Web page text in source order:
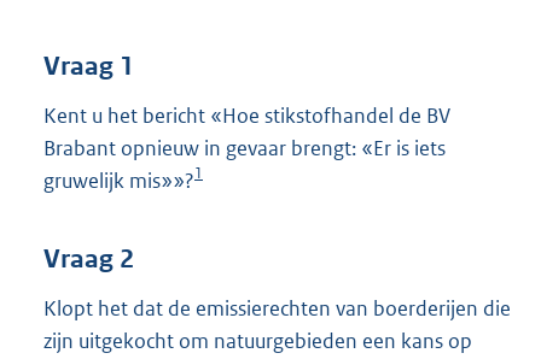
b
Vraag 1
Kent u het bericht «Hoe stikstofhandel de BV
Brabant opnieuw in gevaar brengt: «Er is iets
gruwelijk mis»»?1
Vraag 2
Klopt het dat de emissierechten van boerderijen die
zijn uitgekocht om natuurgebieden een kans op